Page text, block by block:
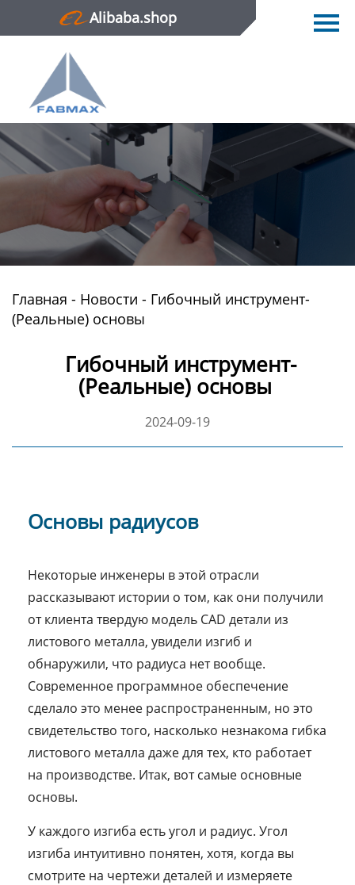
Alibaba.shop
Главная
Продукция
Новости
О нас
Контактная информация
Главная - Новости - Гибочный инструмент-
(Реальные) основы
Гибочный инструмент-
(Реальные) основы
2024-09-19
Основы радиусов
Некоторые инженеры в этой отрасли
рассказывают истории о том, как они получили
от клиента твердую модель CAD детали из
листового металла, увидели изгиб и
обнаружили, что радиуса нет вообще.
Современное программное обеспечение
сделало это менее распространенным, но это
свидетельство того, насколько незнакома гибка
листового металла даже для тех, кто работает
на производстве. Итак, вот самые основные
основы.
У каждого изгиба есть угол и радиус. Угол
изгиба интуитивно понятен, хотя, когда вы
смотрите на чертежи деталей и измеряете